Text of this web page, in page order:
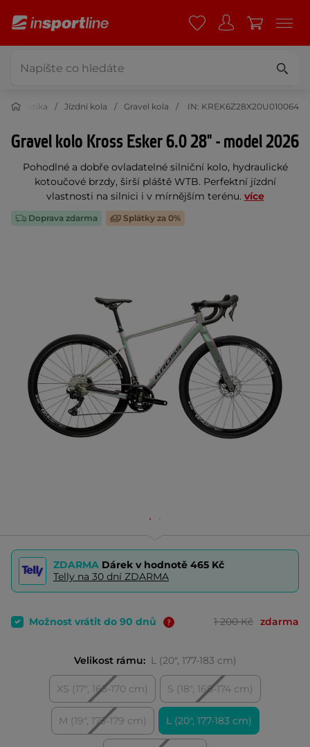
Cyklistika Jízdní kola Gravel kola IN: KREK6Z28X20U010064
Gravel kolo Kross Esker 6.0 28" - model 2026
Pohodlné a dobře ovladatelné silniční kolo, hydraulické
kotoučové brzdy, širší pláště WTB. Perfektní jízdní
vlastnosti na silnici i v mírnějším terénu. více
Doprava zdarma Splátky za 0%
ZDARMA Dárek v hodnotě 465 Kč
Telly na 30 dní ZDARMA
Možnost vrátit do 90 dnů 1 200 Kč zdarma
Velikost rámu: L (20", 177-183 cm)
XS (17", 163-170 cm) S (18", 168-174 cm)
M (19", 173-179 cm) L (20", 177-183 cm)